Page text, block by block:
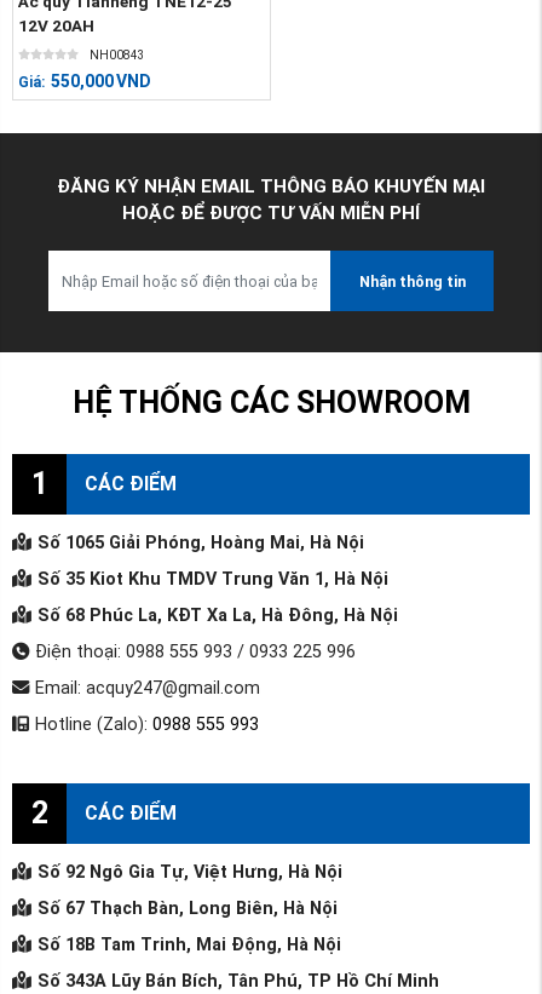
12V 20AH
NH00843
Giá: 550,000VND
ĐĂNG KÝ NHẬN EMAIL THÔNG BÁO KHUYẾN MẠI
HOẶC ĐỂ ĐƯỢC TƯ VẤN MIỄN PHÍ
Nhận thông tin
HỆ THỐNG CÁC SHOWROOM
1 CÁC ĐIỂM
Số 1065 Giải Phóng, Hoàng Mai, Hà Nội
Số 35 Kiot Khu TMDV Trung Văn 1, Hà Nội
Số 68 Phúc La, KĐT Xa La, Hà Đông, Hà Nội
Điện thoại: 0988 555 993 / 0933 225 996
Email: acquy247@gmail.com
Hotline (Zalo): 0988 555 993
2 CÁC ĐIỂM
Số 92 Ngô Gia Tự, Việt Hưng, Hà Nội
Số 67 Thạch Bàn, Long Biên, Hà Nội
Số 18B Tam Trinh, Mai Động, Hà Nội
Số 343A Lũy Bán Bích, Tân Phú, TP Hồ Chí Minh